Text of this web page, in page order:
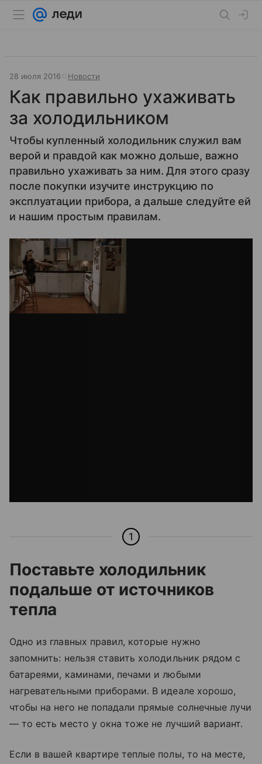
28 июля 2016 Новости
Как правильно ухаживать
за холодильником
Чтобы купленный холодильник служил вам
верой и правдой как можно дольше, важно
правильно ухаживать за ним. Для этого сразу
после покупки изучите инструкцию по
эксплуатации прибора, а дальше следуйте ей
и нашим простым правилам.
1
Поставьте холодильник
подальше от источников
тепла
Одно из главных правил, которые нужно
запомнить: нельзя ставить холодильник рядом с
батареями, каминами, печами и любыми
нагревательными приборами. В идеале хорошо,
чтобы на него не попадали прямые солнечные лучи
— то есть место у окна тоже не лучший вариант.
Если в вашей квартире теплые полы, то на месте,